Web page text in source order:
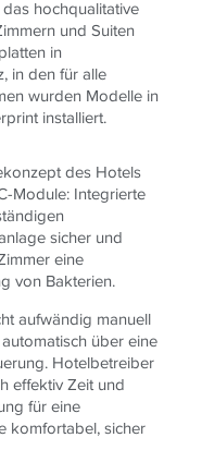
hochqualitative
und Suiten
in
in den für alle
wurden Modelle in
installiert.
des Hotels
Module: Integrierte
sicher und
eine
von Bakterien.
aufwändig manuell
über eine
Hotelbetreiber
effektiv Zeit und
für eine
komfortabel, sicher